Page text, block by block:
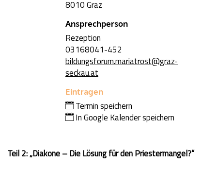
8010 Graz
Ansprechperson
Rezeption
03168041-452
bildungsforum.mariatrost@graz-
seckau.at
Eintragen
Termin speichern
In Google Kalender speichern
Teil 2:„Diakone – Die Lösung für den Priestermangel?“